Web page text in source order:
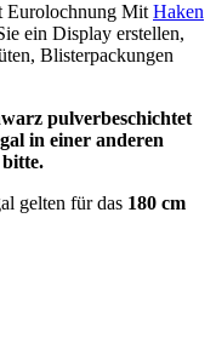
Eurolochnung MitHaken
ein Display erstellen,
Blisterpackungen
pulverbeschichtet
in einer anderen
bitte.
gelten für das 180 cm